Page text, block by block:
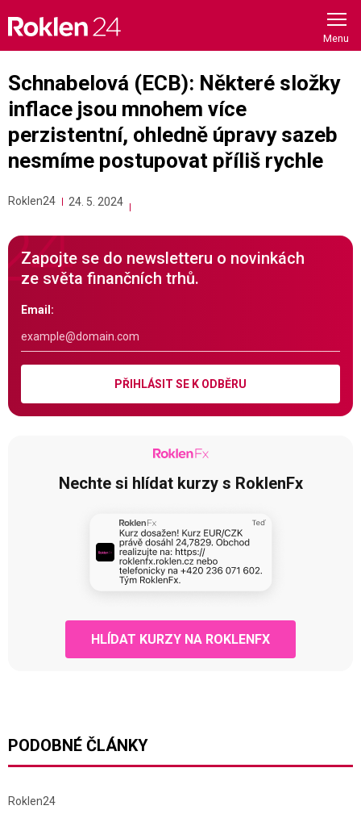
content
Schnabelová (ECB): Některé složky
inflace jsou mnohem více
perzistentní, ohledně úpravy sazeb
nesmíme postupovat příliš rychle
Roklen24 24. 5. 2024
Zapojte se do newsletteru o novinkách
ze světa finančních trhů.
Email:
PŘIHLÁSIT SE K ODBĚRU
Nechte si hlídat kurzy s RoklenFx
HLÍDAT KURZY NA ROKLENFX
PODOBNÉ ČLÁNKY
Roklen24